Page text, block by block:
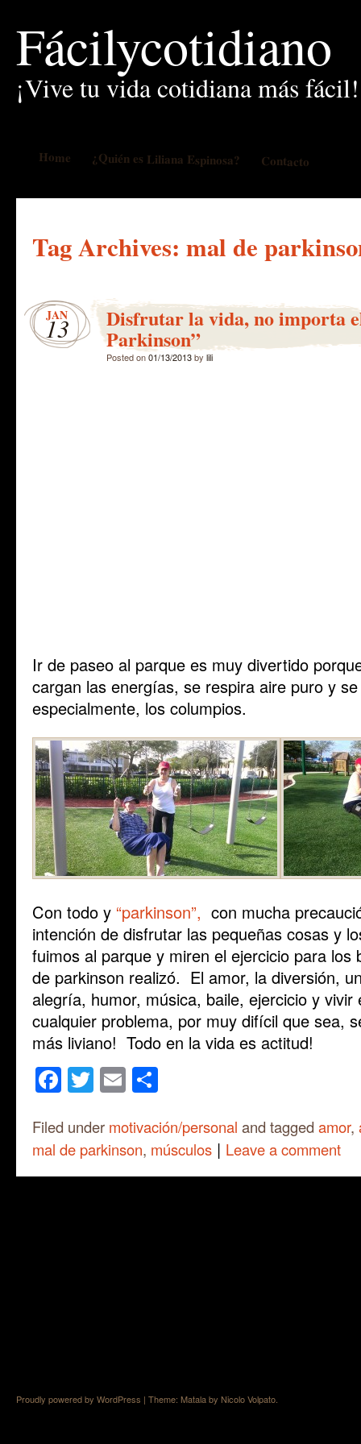
Fácilycotidiano
¡Vive tu vida cotidiana más fácil!
Home ¿Quién es Liliana Espinosa? Contacto
Tag Archives: mal de
JAN
13 Disfrutar la vida, no importa
Parkinson”
Posted on01/13/2013by lili
Ir de paseo al parque es muy divertido
cargan las energías, se respira aire puro y
especialmente, los columpios.
Con todo y “parkinson”, con mucha
intención de disfrutar las pequeñas cosas y
fuimos al parque y miren el ejercicio para los
de parkinson realizó. El amor, la diversión,
alegría, humor, música, baile, ejercicio y
cualquier problema, por muy difícil que sea,
más liviano! Todo en la vida es actitud!
Facebook
Twitter
Email
Filed under motivación/personal and tagged amor,
mal de parkinson, músculos | Leave a comment
Proudly powered by WordPress | Theme: Matala by Nicolo Volpato.